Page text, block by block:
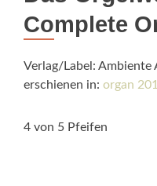
Complete
Verlag/Label: Ambiente
erschienen in: organ
4 von 5 Pfeifen